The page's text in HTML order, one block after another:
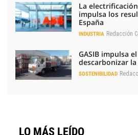
La
impulsa los
España
INDUSTRIA Redacción
GASIB impulsa
descarbonizar
SOSTENIBILIDAD
LO MÁS LEÍDO